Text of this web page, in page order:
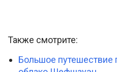
Также смотрите:
Большое путешествие